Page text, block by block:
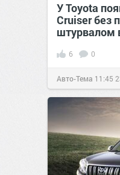
У Toyota
Cruiser без
штурвалом
6 0
Авто-Тема 11:45